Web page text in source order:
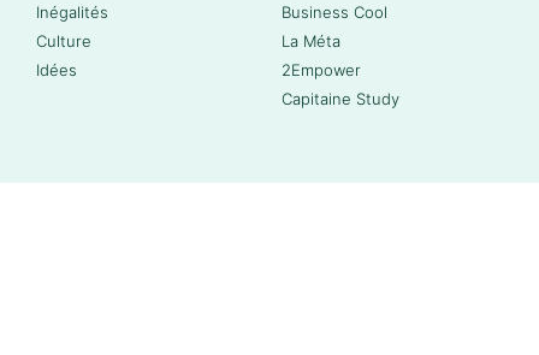
Inégalités
Culture
Idées
Business Cool
La Méta
2Empower
Capitaine Study